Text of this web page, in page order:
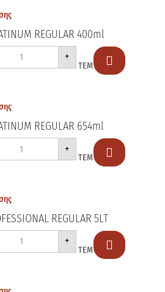
REGULAR 400ml
+
ΤΕΜ 
REGULAR 654ml
+
ΤΕΜ 
REGULAR 5LT
+
ΤΕΜ 